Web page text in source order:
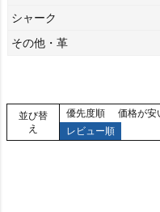
シャーク
その他・革
並び替
え
優先度順 価格が安
レビュー順